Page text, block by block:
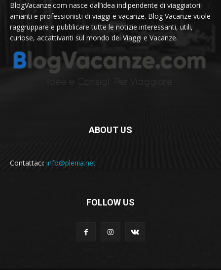
BlogVacanze.com nasce dall’idea indipendente di viaggiatori
amanti e professionisti di viaggi e vacanze. Blog Vacanze vuole
raggruppare e pubblicare tutte le notizie interessanti, utili,
curiose, accattivanti sul mondo dei Viaggi e Vacanze.
ABOUT US
Contattaci: info@plenia.net
FOLLOW US